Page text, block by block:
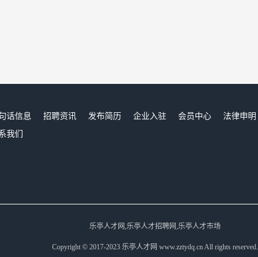
话信息 招聘资讯 发布简历 企业入驻 会员中心
法律申明
我们
乐亭人才网,乐亭人才招聘网,乐亭人才市场
Copyright © 2017-2023 乐亭人才网 www.zztydq.cn All rights reserved.